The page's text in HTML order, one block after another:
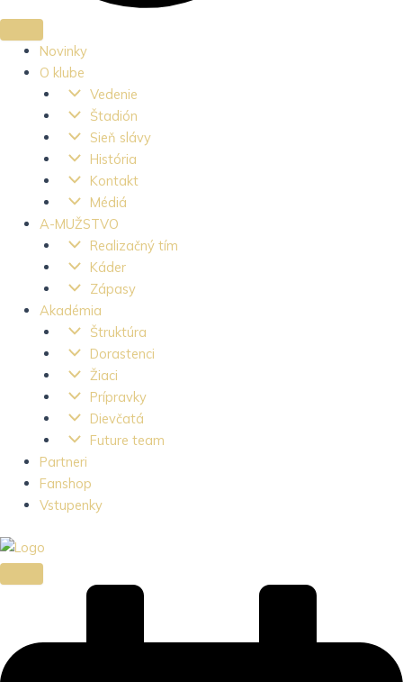
Novinky
O klube
Vedenie
Štadión
Sieň slávy
História
Kontakt
Médiá
A-MUŽSTVO
Realizačný tím
Káder
Zápasy
Akadémia
Štruktúra
Dorastenci
Žiaci
Prípravky
Dievčatá
Future team
Partneri
Fanshop
Vstupenky